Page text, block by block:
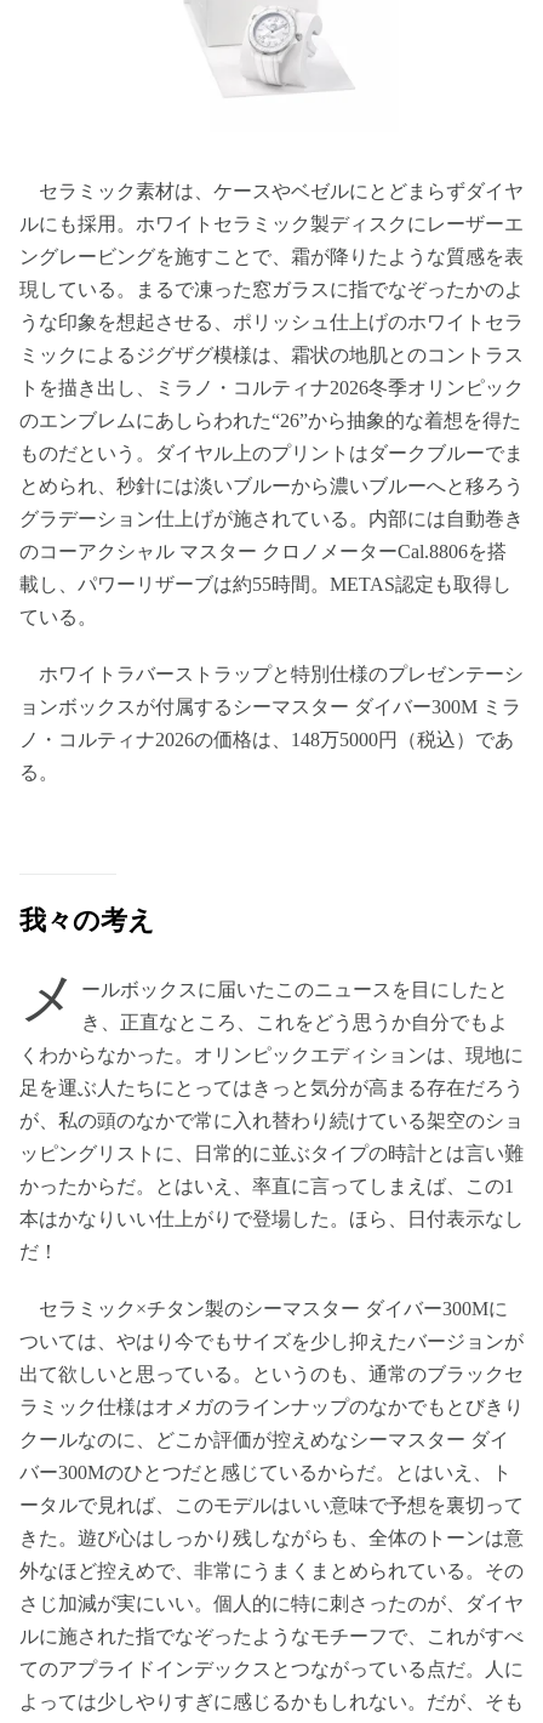
セラミック素材は、ケースやベゼルにとどまらずダイヤ
ルにも採用。ホワイトセラミック製ディスクにレーザーエ
ングレービングを施すことで、霜が降りたような質感を表
現している。まるで凍った窓ガラスに指でなぞったかのよ
うな印象を想起させる、ポリッシュ仕上げのホワイトセラ
ミックによるジグザグ模様は、霜状の地肌とのコントラス
トを描き出し、ミラノ・コルティナ2026冬季オリンピック
のエンブレムにあしらわれた“26”から抽象的な着想を得た
ものだという。ダイヤル上のプリントはダークブルーでま
とめられ、秒針には淡いブルーから濃いブルーへと移ろう
グラデーション仕上げが施されている。内部には自動巻き
のコーアクシャル マスター クロノメーターCal.8806を搭
載し、パワーリザーブは約55時間。METAS認定も取得し
ている。
ホワイトラバーストラップと特別仕様のプレゼンテーシ
ョンボックスが付属するシーマスター ダイバー300M ミラ
ノ・コルティナ2026の価格は、148万5000円（税込）であ
る。
我々の考え
メ
ールボックスに届いたこのニュースを目にしたと
き、正直なところ、これをどう思うか自分でもよ
くわからなかった。オリンピックエディションは、現地に
足を運ぶ人たちにとってはきっと気分が高まる存在だろう
が、私の頭のなかで常に入れ替わり続けている架空のショ
ッピングリストに、日常的に並ぶタイプの時計とは言い難
かったからだ。とはいえ、率直に言ってしまえば、この1
本はかなりいい仕上がりで登場した。ほら、日付表示なし
だ！
セラミック×チタン製のシーマスター ダイバー300Mに
ついては、やはり今でもサイズを少し抑えたバージョンが
出て欲しいと思っている。というのも、通常のブラックセ
ラミック仕様はオメガのラインナップのなかでもとびきり
クールなのに、どこか評価が控えめなシーマスター ダイ
バー300Mのひとつだと感じているからだ。とはいえ、ト
ータルで見れば、このモデルはいい意味で予想を裏切って
きた。遊び心はしっかり残しながらも、全体のトーンは意
外なほど控えめで、非常にうまくまとめられている。その
さじ加減が実にいい。個人的に特に刺さったのが、ダイヤ
ルに施された指でなぞったようなモチーフで、これがすべ
てのアプライドインデックスとつながっている点だ。人に
よっては少しやりすぎに感じるかもしれない。だが、そも